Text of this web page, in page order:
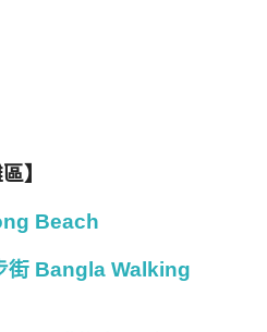
】
Beach
街 Bangla Walking